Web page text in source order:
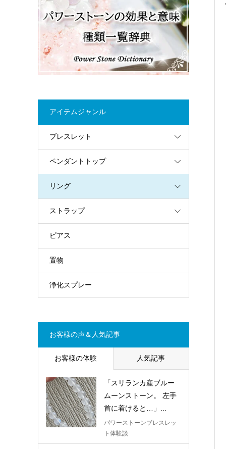
アイテムジャンル
ブレスレット
ペンダントトップ
リング
ストラップ
ピアス
置物
浄化スプレー
お客様の声＆人気記事
お客様の体験 人気記事
「スリランカ産ブルー
ムーンストーン。 左手
首に着けると…」...
パワーストーンブレスレッ
ト体験談